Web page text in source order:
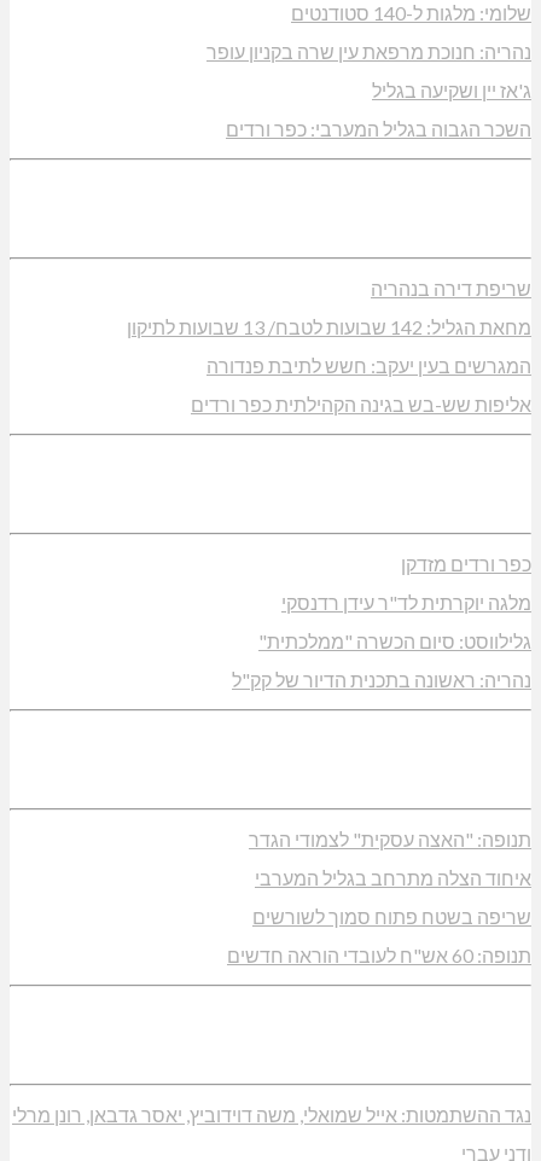
שלומי: מלגות ל-140 סטודנטים
נהריה: חנוכת מרפאת עין שרה בקניון עופר
ג'אז יין ושקיעה בגליל
השכר הגבוה בגליל המערבי: כפר ורדים
שריפת דירה בנהריה
מחאת הגליל: 142 שבועות לטבח/ 13 שבועות לתיקון
המגרשים בעין יעקב: חשש לתיבת פנדורה
אליפות שש-בש בגינה הקהילתית כפר ורדים
כפר ורדים מזדקן
מלגה יוקרתית לד"ר עידן רדנסקי
גלילווסט: סיום הכשרה "ממלכתית"
נהריה: ראשונה בתכנית הדיור של קק"ל
תנופה: "האצה עסקית" לצמודי הגדר
איחוד הצלה מתרחב בגליל המערבי
שריפה בשטח פתוח סמוך לשורשים
תנופה: 60 אש"ח לעובדי הוראה חדשים
נגד ההשתמטות: אייל שמואלי, משה דוידוביץ, יאסר גדבאן, רונן מרלי
ודני עברי